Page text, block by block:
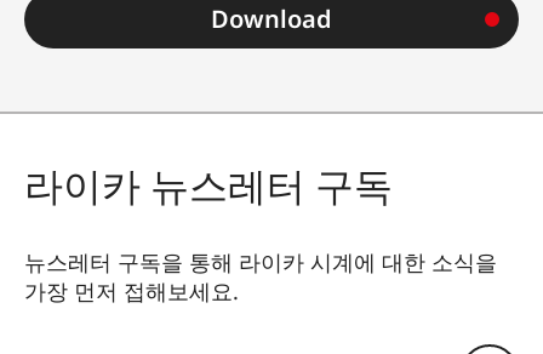
Download
라이카 뉴스레터 구독
뉴스레터 구독을 통해 라이카 시계에 대한 소식을
가장 먼저 접해보세요.